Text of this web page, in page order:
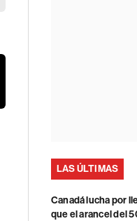
LAS ÚLTIMAS
Canadá lucha por
que el arancel del